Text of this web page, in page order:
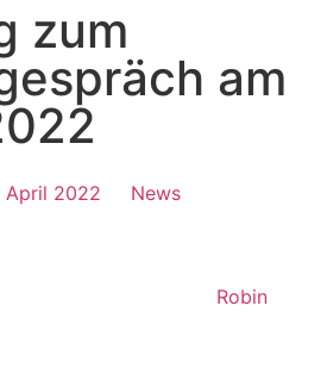
zum
am
April 2022 News
Robin